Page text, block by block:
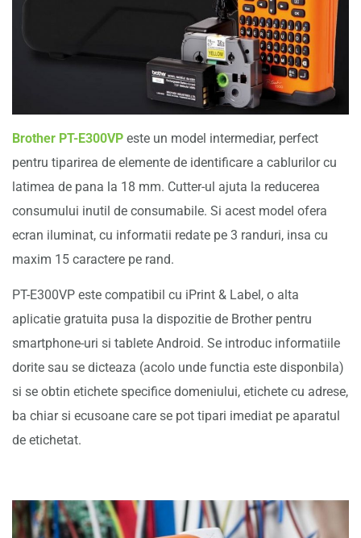
Brother PT-E300VP este un model intermediar, perfect
pentru tiparirea de elemente de identificare a cablurilor cu
latimea de pana la 18 mm. Cutter-ul ajuta la reducerea
consumului inutil de consumabile. Si acest model ofera
ecran iluminat, cu informatii redate pe 3 randuri, insa cu
maxim 15 caractere pe rand.
PT-E300VP este compatibil cu iPrint & Label, o alta
aplicatie gratuita pusa la dispozitie de Brother pentru
smartphone-uri si tablete Android. Se introduc informatiile
dorite sau se dicteaza (acolo unde functia este disponbila)
si se obtin etichete specifice domeniului, etichete cu adrese,
ba chiar si ecusoane care se pot tipari imediat pe aparatul
de etichetat.